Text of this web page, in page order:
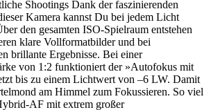
Shootings Dank der faszinierenden
Kamera kannst Du bei jedem Licht
den gesamten ISO-Spielraum entstehen
klare Vollformatbilder und bei
brillante Ergebnisse. Bei einer
von 1:2 funktioniert der »Autofokus mit
bis zu einem Lichtwert von –6 LW. Damit
am Himmel zum Fokussieren. So viel
AF mit extrem großer